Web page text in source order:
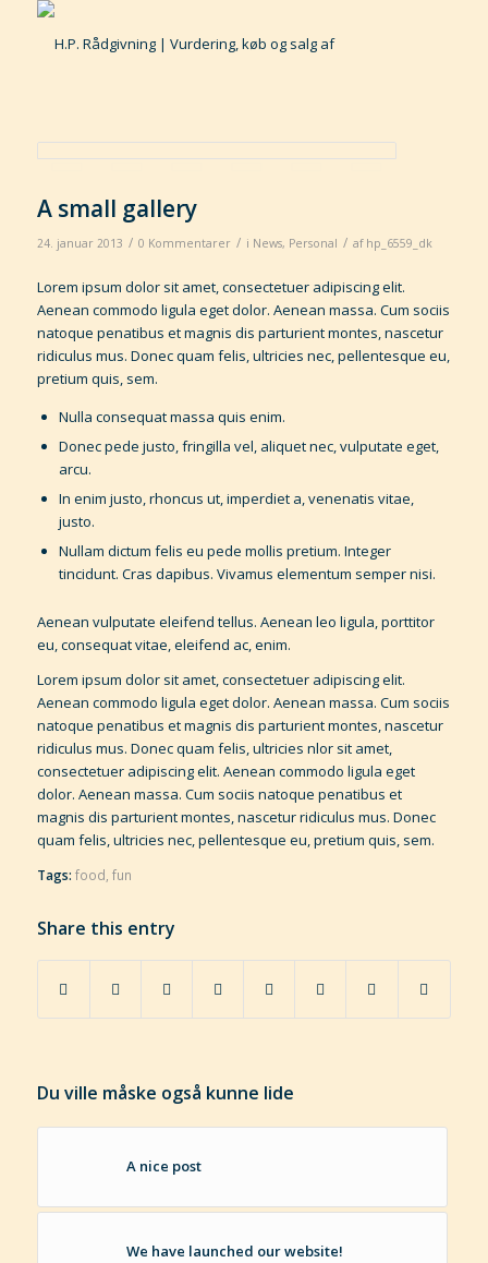
A small gallery
24. januar 2013 / 0 Kommentarer / i News, Personal / af hp_6559_dk
Lorem ipsum dolor sit amet, consectetuer adipiscing elit.
Aenean commodo ligula eget dolor. Aenean massa. Cum sociis
natoque penatibus et magnis dis parturient montes, nascetur
ridiculus mus. Donec quam felis, ultricies nec, pellentesque eu,
pretium quis, sem.
Nulla consequat massa quis enim.
Donec pede justo, fringilla vel, aliquet nec, vulputate eget,
arcu.
In enim justo, rhoncus ut, imperdiet a, venenatis vitae,
justo.
Nullam dictum felis eu pede mollis pretium. Integer
tincidunt. Cras dapibus. Vivamus elementum semper nisi.
Aenean vulputate eleifend tellus. Aenean leo ligula, porttitor
eu, consequat vitae, eleifend ac, enim.
Lorem ipsum dolor sit amet, consectetuer adipiscing elit.
Aenean commodo ligula eget dolor. Aenean massa. Cum sociis
natoque penatibus et magnis dis parturient montes, nascetur
ridiculus mus. Donec quam felis, ultricies nlor sit amet,
consectetuer adipiscing elit. Aenean commodo ligula eget
dolor. Aenean massa. Cum sociis natoque penatibus et
magnis dis parturient montes, nascetur ridiculus mus. Donec
quam felis, ultricies nec, pellentesque eu, pretium quis, sem.
Tags: food fun
Share this entry
Du ville måske også kunne lide
A nice post
We have launched our website!